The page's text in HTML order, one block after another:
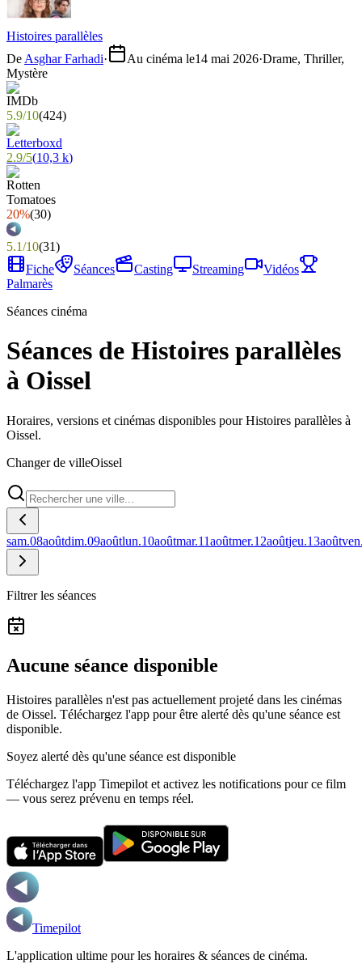
Histoires parallèles
De Asghar Farhadi· Au cinéma le14 mai 2026·Drame, Thriller,
Mystère
5.9/10(424)
2.9/5(10,3 k)
20%(30)
5.1/10(31)
Fiche
Séances Casting Streaming
Vidéos
Palmarès
Séances cinéma
Séances de Histoires parallèles
à Oissel
Horaires, versions et cinémas disponibles pour Histoires parallèles à
Oissel.
Changer de villeOissel
sam.08aoûtdim.09aoûtlun.10aoûtmar.11aoûtmer.12aoûtjeu.13août
Filtrer les séances
Aucune séance disponible
Histoires parallèles n'est pas actuellement projeté dans les cinémas
de Oissel. Téléchargez l'app pour être alerté dès qu'une séance est
disponible.
Soyez alerté dès qu'une séance est disponible
Téléchargez l'app Timepilot et activez les notifications pour ce film
— vous serez prévenu en temps réel.
Timepilot
L'application ultime pour les horaires & séances de cinéma.